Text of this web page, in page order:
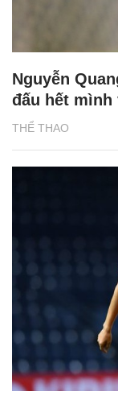
THỂ THAO
Nguyễn
đấu hết mình